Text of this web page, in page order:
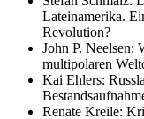
Lateinamerika.
Revolution?
John P. Neelsen:
multipolaren
Kai Ehlers:
Renate Kreile: